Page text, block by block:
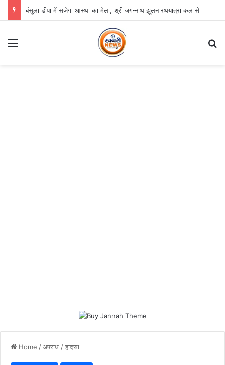
बंसुला डीपा में सजेगा आस्था का मेला, श्री जगन्नाथ झूलन रथयात्रा कल से
Menu
Home /अपराध / हादसा